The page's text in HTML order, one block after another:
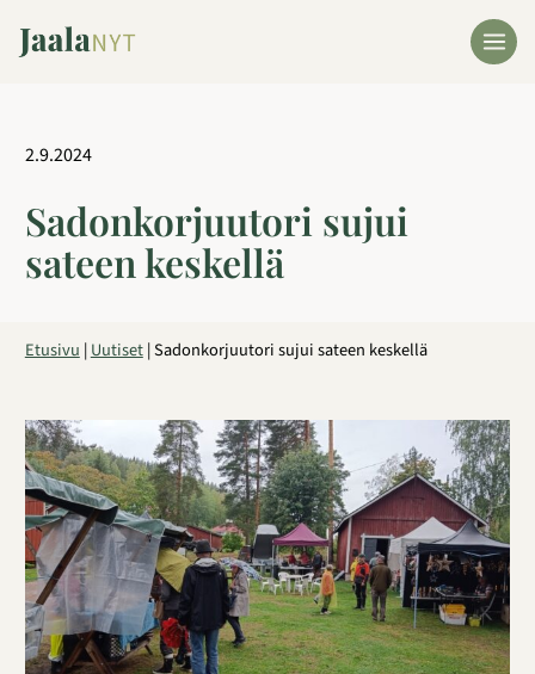
sisältöön
2.9.2024
Sadonkorjuutori sujui
sateen keskellä
Etusivu|Uutiset|Sadonkorjuutori sujui sateen keskellä